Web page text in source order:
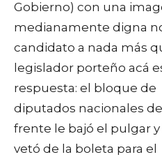
Gobierno) con una
medianamente digna
candidato a nada más
legislador porteño acá
respuesta: el bloque de
diputados nacionales
frente le bajó el pulgar y
vetó de la boleta para el